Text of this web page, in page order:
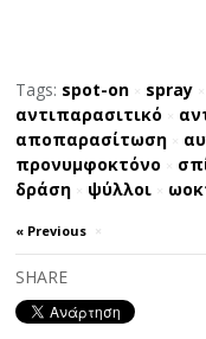
Tags: spot-on spray
αντιπαρασιτικό
αποπαρασίτωση
προνυμφοκτόνο
δράση
ψύλλοι
« Previous ×
SHARE